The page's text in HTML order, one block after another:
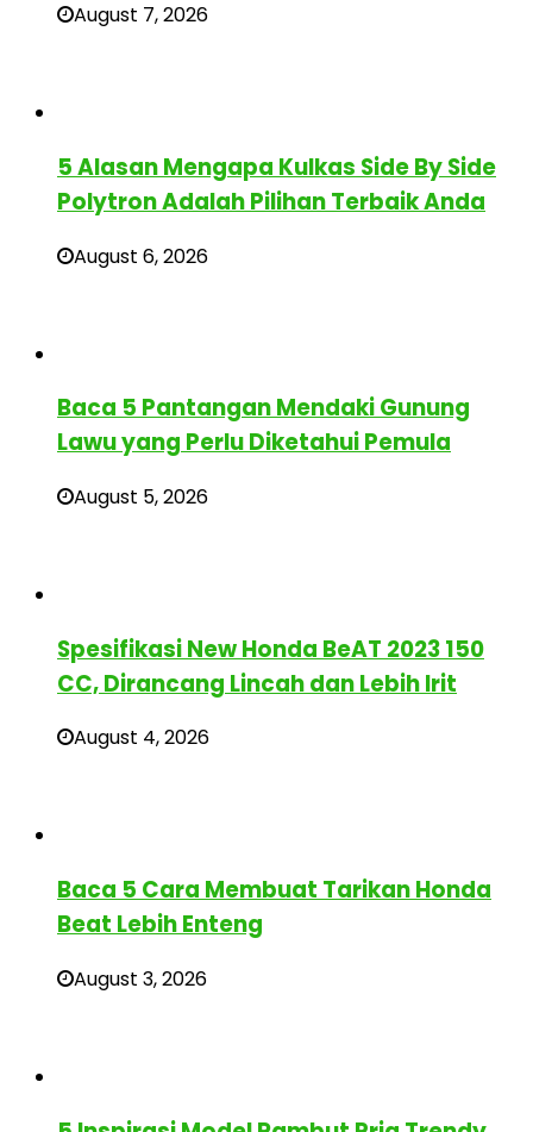
August 7, 2026
5 Alasan Mengapa Kulkas Side By Side
Polytron Adalah Pilihan Terbaik Anda
August 6, 2026
Baca 5 Pantangan Mendaki Gunung
Lawu yang Perlu Diketahui Pemula
August 5, 2026
Spesifikasi New Honda BeAT 2023 150
CC, Dirancang Lincah dan Lebih Irit
August 4, 2026
Baca 5 Cara Membuat Tarikan Honda
Beat Lebih Enteng
August 3, 2026